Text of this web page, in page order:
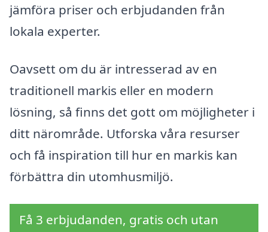
jämföra priser och erbjudanden från
lokala experter.
Oavsett om du är intresserad av en
traditionell markis eller en modern
lösning, så finns det gott om möjligheter i
ditt närområde. Utforska våra resurser
och få inspiration till hur en markis kan
förbättra din utomhusmiljö.
Få 3 erbjudanden, gratis och utan